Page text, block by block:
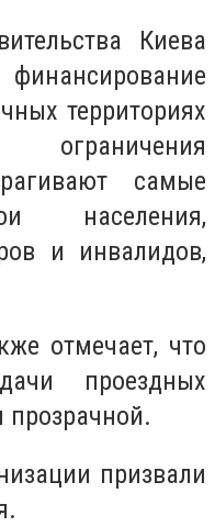
Киева
территориях
самые
населения,
и инвалидов,
отмечает, что
проездных
прозрачной.
призвали